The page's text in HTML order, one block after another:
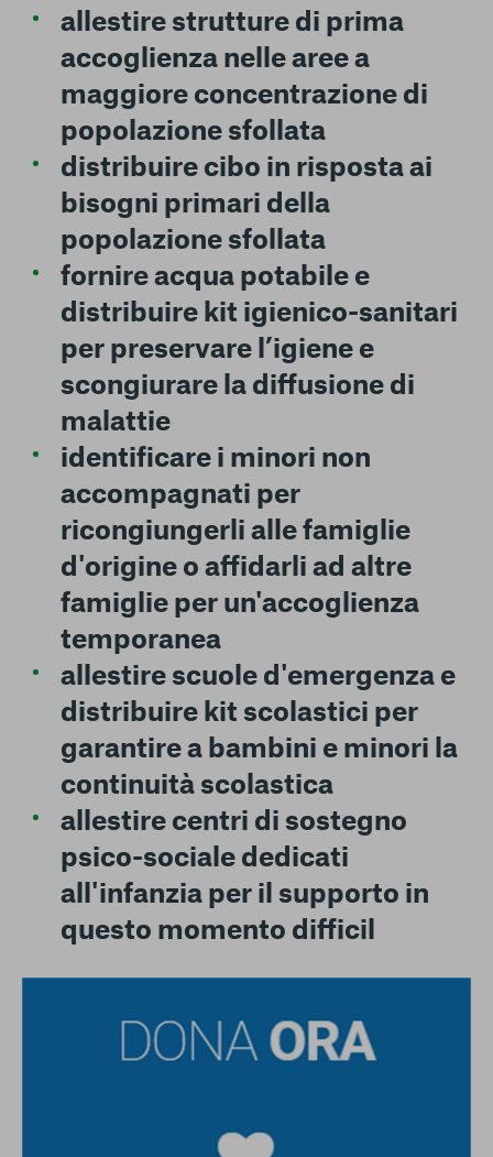
allestire strutture di prima
accoglienza nelle aree a
maggiore concentrazione di
popolazione sfollata
distribuire cibo in risposta ai
bisogni primari della
popolazione sfollata
fornire acqua potabile e
distribuire kit igienico-sanitari
per preservare l’igiene e
scongiurare la diffusione di
malattie
identificare i minori non
accompagnati per
ricongiungerli alle famiglie
d'origine o affidarli ad altre
famiglie per un'accoglienza
temporanea
allestire scuole d'emergenza e
distribuire kit scolastici per
garantire a bambini e minori la
continuità scolastica
allestire centri di sostegno
psico-sociale dedicati
all'infanzia per il supporto in
questo momento difficil